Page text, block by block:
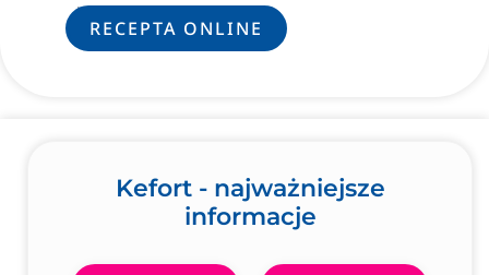
leczenie.
RECEPTA ONLINE
Kefort - najważniejsze
informacje